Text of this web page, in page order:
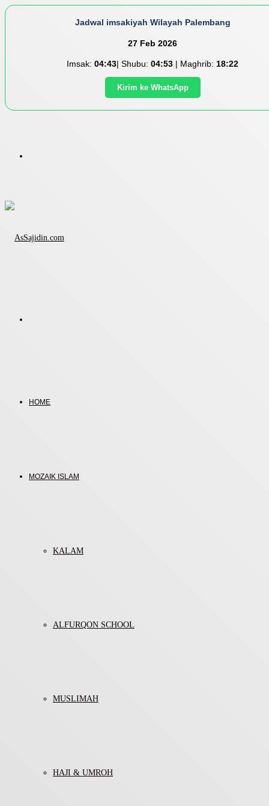
Jadwal imsakiyah Wilayah Palembang
27 Feb 2026
Imsak: 04:43| Shubu: 04:53 | Maghrib: 18:22
Kirim ke WhatsApp
HOME
MOZAIK ISLAM
KALAM
ALFURQON SCHOOL
MUSLIMAH
HAJI & UMROH